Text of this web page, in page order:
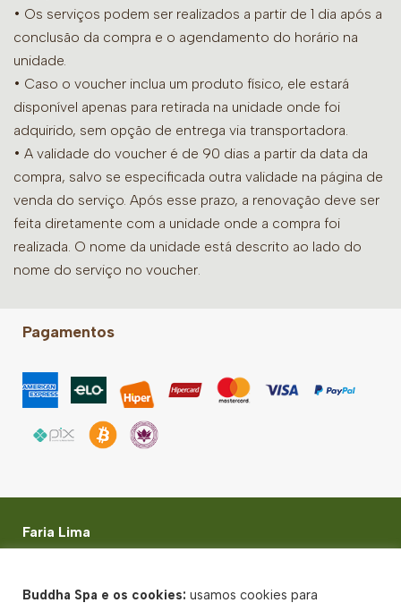
• Os serviços podem ser realizados a partir de 1 dia após a
conclusão da compra e o agendamento do horário na
unidade.
• Caso o voucher inclua um produto físico, ele estará
disponível apenas para retirada na unidade onde foi
adquirido, sem opção de entrega via transportadora.
• A validade do voucher é de 90 dias a partir da data da
compra, salvo se especificada outra validade na página de
venda do serviço. Após esse prazo, a renovação deve ser
feita diretamente com a unidade onde a compra foi
realizada. O nome da unidade está descrito ao lado do
nome do serviço no voucher.
Pagamentos
Faria Lima
Buddha Spa e os cookies: usamos cookies para